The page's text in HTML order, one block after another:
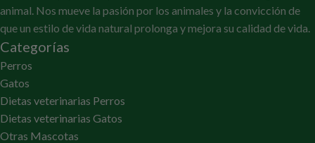
animal. Nos mueve la pasión por los animales y la convicción de
que un estilo de vida natural prolonga y mejora su calidad de vida.
Categorías
Perros
Gatos
Dietas veterinarias Perros
Dietas veterinarias Gatos
Otras Mascotas